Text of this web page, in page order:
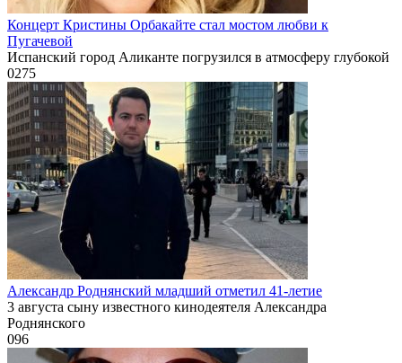
Концерт Кристины Орбакайте стал мостом любви к
Пугачевой
Испанский город Аликанте погрузился в атмосферу глубокой
0275
Александр Роднянский младший отметил 41-летие
3 августа сыну известного кинодеятеля Александра
Роднянского
096